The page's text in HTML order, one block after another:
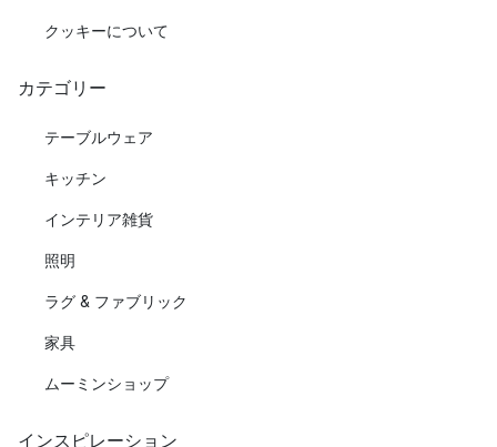
クッキーについて
カテゴリー
テーブルウェア
キッチン
インテリア雑貨
照明
ラグ & ファブリック
家具
ムーミンショップ
インスピレーション